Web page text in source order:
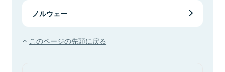
ノルウェー
このページの先頭に戻る